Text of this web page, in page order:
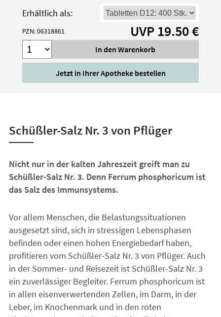
Erhältlich als:
PZN: 06318861 UVP 19.50 €
Jetzt in Ihrer Apotheke bestellen
Schüßler-Salz Nr. 3 von Pflüger
Nicht nur in der kalten Jahreszeit greift man zu
Schüßler-Salz Nr. 3. Denn Ferrum phosphoricum ist
das Salz des Immunsystems.
Vor allem Menschen, die Belastungssituationen
ausgesetzt sind, sich in stressigen Lebensphasen
befinden oder einen hohen Energiebedarf haben,
profitieren vom Schüßler-Salz Nr. 3 von Pflüger. Auch
in der Sommer- und Reisezeit ist Schüßler-Salz Nr. 3
ein zuverlässiger Begleiter. Ferrum phosphoricum ist
in allen eisenverwertenden Zellen, im Darm, in der
Leber, im Knochenmark und in den roten